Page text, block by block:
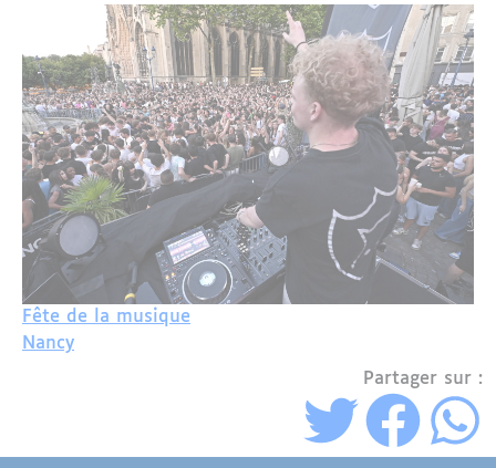
Fête de la musique
Nancy
Partager sur :